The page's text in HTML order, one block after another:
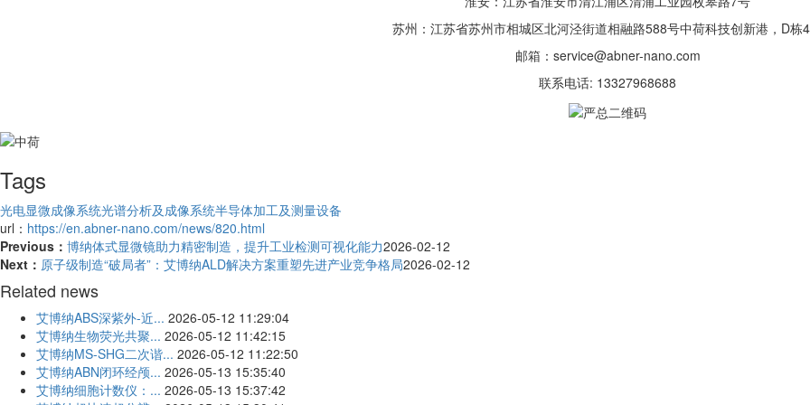
苏州：江苏省苏州市相城区北河泾街道相融路588号中荷科技创新港，D栋
邮箱：service@abner-nano.com
联系电话: 13327968688
Tags
光电显微成像系统光谱分析及成像系统半导体加工及测量设备
url： https://en.abner-nano.com/news/820.html
Previous： 博纳体式显微镜助力精密制造，提升工业检测可视化能力2026-02-12
Next： 原子级制造“破局者”：艾博纳ALD解决方案重塑先进产业竞争格局2026-02-12
Related news
艾博纳ABS深紫外-近... 2026-05-12 11:29:04
艾博纳生物荧光共聚... 2026-05-12 11:42:15
艾博纳MS-SHG二次谐... 2026-05-12 11:22:50
艾博纳ABN闭环经颅... 2026-05-13 15:35:40
艾博纳细胞计数仪：... 2026-05-13 15:37:42